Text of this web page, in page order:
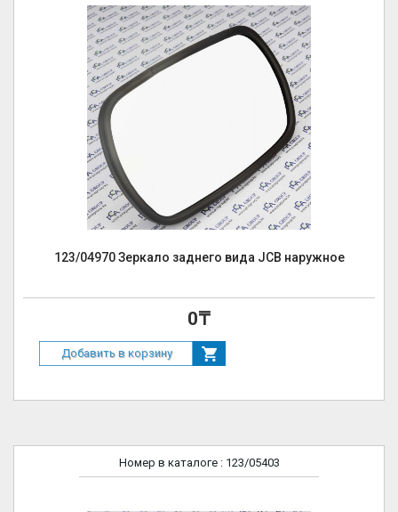
123/04970 Зеркало заднего вида JCB наружное
0₸
Добавить в корзину
Номер в каталоге : 123/05403